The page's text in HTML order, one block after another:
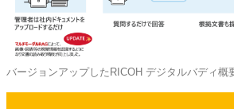
バージョンアップしたRICOH デジタルバディ概